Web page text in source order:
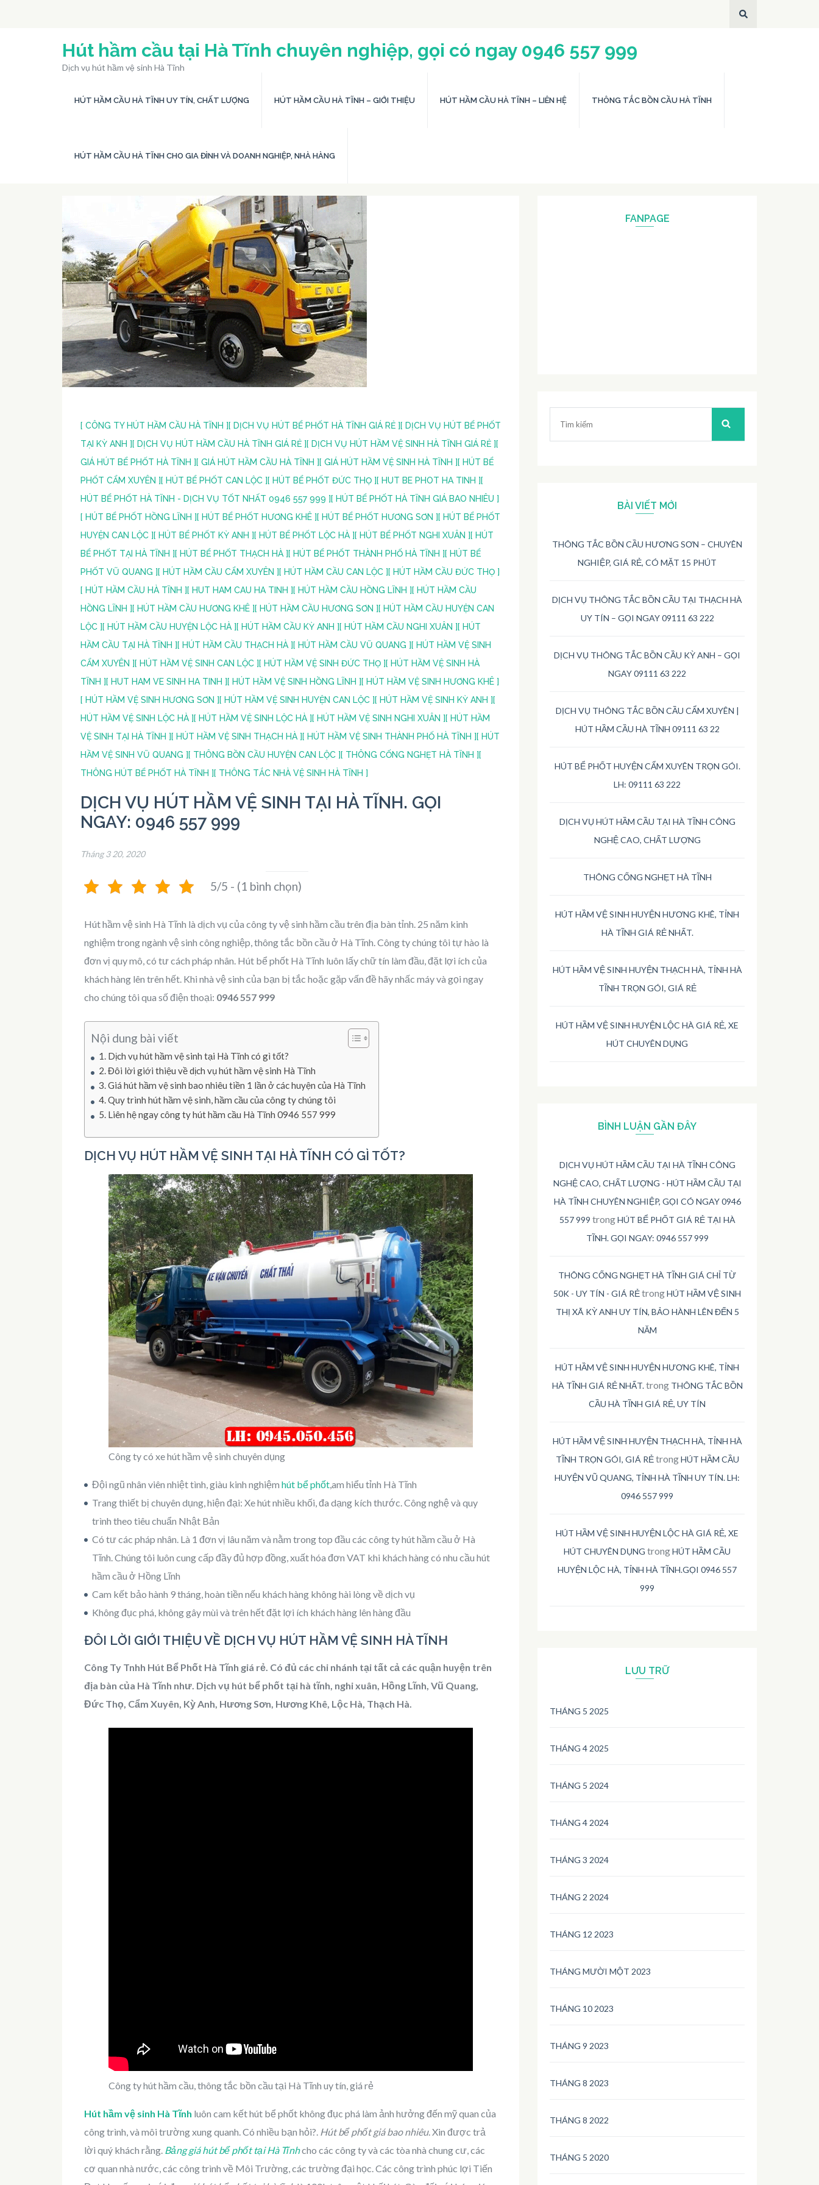
Hút hầm cầu tại Hà Tĩnh chuyên nghiệp, gọi có ngay 0946 557 999
Dịch vụ hút hầm vệ sinh Hà Tĩnh
HÚT HẦM CẦU HÀ TĨNH UY TÍN, CHẤT LƯỢNG HÚT HẦM CẦU HÀ TĨNH – GIỚI THIỆU HÚT HẦM CẦU HÀ TĨNH – LIÊN HỆ THÔNG TẮC BỒN CẦU HÀ TĨNH
HÚT HẦM CẦU HÀ TĨNH CHO GIA ĐÌNH VÀ DOANH NGHIỆP, NHÀ HÀNG
[ CÔNG TY HÚT HẦM CẦU HÀ TĨNH ] [ DỊCH VỤ HÚT BỂ PHỐT HÀ TĨNH GIÁ RẺ ] [ DỊCH VỤ HÚT BỂ PHỐT
TẠI KỲ ANH ] [ DỊCH VỤ HÚT HẦM CẦU HÀ TĨNH GIÁ RẺ ] [ DỊCH VỤ HÚT HẦM VỆ SINH HÀ TĨNH GIÁ RẺ ] [
GIÁ HÚT BỂ PHỐT HÀ TĨNH ] [ GIÁ HÚT HẦM CẦU HÀ TĨNH ] [ GIÁ HÚT HẦM VỆ SINH HÀ TĨNH ] [ HÚT BỂ
PHỐT CẨM XUYÊN ] [ HÚT BỂ PHỐT CAN LỘC ] [ HÚT BỂ PHỐT ĐỨC THỌ ] [ HUT BE PHOT HA TINH ] [
HÚT BỂ PHỐT HÀ TĨNH - DỊCH VỤ TỐT NHẤT 0946 557 999 ] [ HÚT BỂ PHỐT HÀ TĨNH GIÁ BAO NHIÊU ]
[ HÚT BỂ PHỐT HỒNG LĨNH ] [ HÚT BỂ PHỐT HƯƠNG KHÊ ] [ HÚT BỂ PHỐT HƯƠNG SƠN ] [ HÚT BỂ PHỐT
HUYỆN CAN LỘC ] [ HÚT BỂ PHỐT KỲ ANH ] [ HÚT BỂ PHỐT LỘC HÀ ] [ HÚT BỂ PHỐT NGHI XUÂN ] [ HÚT
BỂ PHỐT TẠI HÀ TĨNH ] [ HÚT BỂ PHỐT THẠCH HÀ ] [ HÚT BỂ PHỐT THÀNH PHỐ HÀ TĨNH ] [ HÚT BỂ
PHỐT VŨ QUANG ] [ HÚT HẦM CẦU CẨM XUYÊN ] [ HÚT HẦM CẦU CAN LỘC ] [ HÚT HẦM CẦU ĐỨC THỌ ]
[ HÚT HẦM CẦU HÀ TĨNH ] [ HUT HAM CAU HA TINH ] [ HÚT HẦM CẦU HỒNG LĨNH ] [ HÚT HẦM CẦU
HỒNG LĨNH ] [ HÚT HẦM CẦU HƯƠNG KHÊ ] [ HÚT HẦM CẦU HƯƠNG SƠN ] [ HÚT HẦM CẦU HUYỆN CAN
LỘC ] [ HÚT HẦM CẦU HUYỆN LỘC HÀ ] [ HÚT HẦM CẦU KỲ ANH ] [ HÚT HẦM CẦU NGHI XUÂN ] [ HÚT
HẦM CẦU TẠI HÀ TĨNH ] [ HÚT HẦM CẦU THẠCH HÀ ] [ HÚT HẦM CẦU VŨ QUANG ] [ HÚT HẦM VỆ SINH
CẨM XUYÊN ] [ HÚT HẦM VỆ SINH CAN LỘC ] [ HÚT HẦM VỆ SINH ĐỨC THỌ ] [ HÚT HẦM VỆ SINH HÀ
TĨNH ] [ HUT HAM VE SINH HA TINH ] [ HÚT HẦM VỆ SINH HỒNG LĨNH ] [ HÚT HẦM VỆ SINH HƯƠNG KHÊ ]
[ HÚT HẦM VỆ SINH HƯƠNG SƠN ] [ HÚT HẦM VỆ SINH HUYỆN CAN LỘC ] [ HÚT HẦM VỆ SINH KỲ ANH ] [
HÚT HẦM VỆ SINH LỘC HÀ ] [ HÚT HẦM VỆ SINH LỘC HÀ ] [ HÚT HẦM VỆ SINH NGHI XUÂN ] [ HÚT HẦM
VỆ SINH TẠI HÀ TĨNH ] [ HÚT HẦM VỆ SINH THẠCH HÀ ] [ HÚT HẦM VỆ SINH THÀNH PHỐ HÀ TĨNH ] [ HÚT
HẦM VỆ SINH VŨ QUANG ] [ THÔNG BỒN CẦU HUYỆN CAN LỘC ] [ THÔNG CỐNG NGHẸT HÀ TĨNH ] [
THÔNG HÚT BỂ PHỐT HÀ TĨNH ] [ THÔNG TẮC NHÀ VỆ SINH HÀ TĨNH ]
DỊCH VỤ HÚT HẦM VỆ SINH TẠI HÀ TĨNH. GỌI
NGAY: 0946 557 999
Tháng 3 20, 2020
5/5 - (1 bình chọn)
Hút hầm vệ sinh Hà Tĩnh là dịch vụ của công ty vệ sinh hầm cầu trên địa bàn tỉnh. 25 năm kinh
nghiệm trong ngành vệ sinh công nghiệp, thông tắc bồn cầu ở Hà Tĩnh. Công ty chúng tôi tự hào là
đơn vị quy mô, có tư cách pháp nhân. Hút bể phốt Hà Tĩnh luôn lấy chữ tín làm đầu, đặt lợi ích của
khách hàng lên trên hết. Khi nhà vệ sinh của bạn bị tắc hoặc gặp vấn đề hãy nhấc máy và gọi ngay
cho chúng tôi qua số điện thoại: 0946 557 999
Nội dung bài viết
Dịch vụ hút hầm vệ sinh tại Hà Tĩnh có gì tốt?
Đôi lời giới thiệu về dịch vụ hút hầm vệ sinh Hà Tĩnh
Giá hút hầm vệ sinh bao nhiêu tiền 1 lần ở các huyện của Hà Tĩnh
Quy trình hút hầm vệ sinh, hầm cầu của công ty chúng tôi
Liên hệ ngay công ty hút hầm cầu Hà Tĩnh 0946 557 999
DỊCH VỤ HÚT HẦM VỆ SINH TẠI HÀ TĨNH CÓ GÌ TỐT?
Công ty có xe hút hầm vệ sinh chuyên dụng
Đội ngũ nhân viên nhiệt tình, giàu kinh nghiệm hút bể phốt,am hiểu tỉnh Hà Tĩnh
Trang thiết bị chuyên dụng, hiện đại: Xe hút nhiều khối, đa dạng kích thước. Công nghệ và quy
trình theo tiêu chuẩn Nhật Bản
Có tư các pháp nhân. Là 1 đơn vị lâu năm và nằm trong top đầu các công ty hút hầm cầu ở Hà
Tĩnh. Chúng tôi luôn cung cấp đầy đủ hợp đồng, xuất hóa đơn VAT khi khách hàng có nhu cầu hút
hầm cầu ở Hồng Lĩnh
Cam kết bảo hành 9 tháng, hoàn tiền nếu khách hàng không hài lòng về dịch vụ
Không đục phá, không gây mùi và trên hết đặt lợi ích khách hàng lên hàng đầu
ĐÔI LỜI GIỚI THIỆU VỀ DỊCH VỤ HÚT HẦM VỆ SINH HÀ TĨNH
Công Ty Tnhh Hút Bể Phốt Hà Tĩnh giá rẻ. Có đủ các chi nhánh tại tất cả các quận huyện trên
địa bàn của Hà Tĩnh như. Dịch vụ hút bể phốt tại hà tĩnh, nghi xuân, Hồng Lĩnh, Vũ Quang,
Đức Thọ, Cẩm Xuyên, Kỳ Anh, Hương Sơn, Hương Khê, Lộc Hà, Thạch Hà.
Công ty hút hầm cầu, thông tắc bồn cầu tại Hà Tĩnh uy tín, giá rẻ
Hút hầm vệ sinh Hà Tĩnh luôn cam kết hút bể phốt không đục phá làm ảnh hưởng đến mỹ quan của
công trình, và môi trường xung quanh. Có nhiều bạn hỏi?. Hút bể phốt giá bao nhiêu. Xin được trả
lời quý khách rằng. Bảng giá hút bể phốt tại Hà Tĩnhcho các công ty và các tòa nhà chung cư, các
cơ quan nhà nước, các công trình về Môi Trường, các trường đại học. Các công trình phúc lợi Tiến
FANPAGE
BÀI VIẾT MỚI
THÔNG TẮC BỒN CẦU HƯƠNG SƠN – CHUYÊN
NGHIỆP, GIÁ RẺ, CÓ MẶT 15 PHÚT
DỊCH VỤ THÔNG TẮC BỒN CẦU TẠI THẠCH HÀ
UY TÍN – GỌI NGAY 09111 63 222
DỊCH VỤ THÔNG TẮC BỒN CẦU KỲ ANH – GỌI
NGAY 09111 63 222
DỊCH VỤ THÔNG TẮC BỒN CẦU CẨM XUYÊN |
HÚT HẦM CẦU HÀ TĨNH 09111 63 22
HÚT BỂ PHỐT HUYỆN CẨM XUYÊN TRỌN GÓI.
LH: 09111 63 222
DỊCH VỤ HÚT HẦM CẦU TẠI HÀ TĨNH CÔNG
NGHỆ CAO, CHẤT LƯỢNG
THÔNG CỐNG NGHẸT HÀ TĨNH
HÚT HẦM VỆ SINH HUYỆN HƯƠNG KHÊ, TỈNH
HÀ TĨNH GIÁ RẺ NHẤT.
HÚT HẦM VỆ SINH HUYỆN THẠCH HÀ, TỈNH HÀ
TĨNH TRỌN GÓI, GIÁ RẺ
HÚT HẦM VỆ SINH HUYỆN LỘC HÀ GIÁ RẺ, XE
HÚT CHUYÊN DỤNG
BÌNH LUẬN GẦN ĐÂY
DỊCH VỤ HÚT HẦM CẦU TẠI HÀ TĨNH CÔNG
NGHỆ CAO, CHẤT LƯỢNG - HÚT HẦM CẦU TẠI
HÀ TĨNH CHUYÊN NGHIỆP, GỌI CÓ NGAY 0946
557 999 trongHÚT BỂ PHỐT GIÁ RẺ TẠI HÀ
TĨNH. GỌI NGAY: 0946 557 999
THÔNG CỐNG NGHẸT HÀ TĨNH GIÁ CHỈ TỪ
50K - UY TÍN - GIÁ RẺtrongHÚT HẦM VỆ SINH
THỊ XÃ KỲ ANH UY TÍN, BẢO HÀNH LÊN ĐẾN 5
NĂM
HÚT HẦM VỆ SINH HUYỆN HƯƠNG KHÊ, TỈNH
HÀ TĨNH GIÁ RẺ NHẤT.trong THÔNG TẮC BỒN
CẦU HÀ TĨNH GIÁ RẺ, UY TÍN
HÚT HẦM VỆ SINH HUYỆN THẠCH HÀ, TỈNH HÀ
TĨNH TRỌN GÓI, GIÁ RẺtrongHÚT HẦM CẦU
HUYỆN VŨ QUANG, TỈNH HÀ TĨNH UY TÍN. LH:
0946 557 999
HÚT HẦM VỆ SINH HUYỆN LỘC HÀ GIÁ RẺ, XE
HÚT CHUYÊN DỤNG trongHÚT HẦM CẦU
HUYỆN LỘC HÀ, TỈNH HÀ TĨNH.GỌI 0946 557
999
LƯU TRỮ
THÁNG 5 2025
THÁNG 4 2025
THÁNG 5 2024
THÁNG 4 2024
THÁNG 3 2024
THÁNG 2 2024
THÁNG 12 2023
THÁNG MƯỜI MỘT 2023
THÁNG 10 2023
THÁNG 9 2023
THÁNG 8 2023
THÁNG 8 2022
THÁNG 5 2020